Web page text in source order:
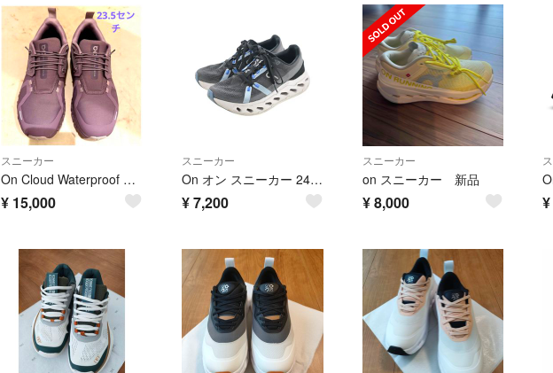
スニーカー
On Cloud Waterproof スニーカー
¥ 15,000
スニーカー
On オン スニーカー 24cm 黒 【古着】【中古】【送料無料】
¥7,200
スニーカー
on スニーカー 新品
¥8,000 ¥